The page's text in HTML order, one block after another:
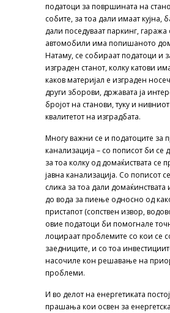
податоци за површината на
собите, за тоа дали имаат кујна,
дали поседуваат паркинг,
автомобили има попишаното
Натаму, се собираат податоци и
изграден станот, колку катови
каков материјал е изграден
други зборови, државата ја
бројот на станови, туку и
квалитетот на изградбата.
Многу важни се и податоците за
канализација – со пописот би се
за тоа колку од домаќиствата се
јавна канализација. Со пописот
слика за тоа дали домаќинствата
до вода за пиење односно од
пристапот (сопствен извор,
овие податоци би помогнале
лоцираат проблемите со кои се
заедниците, и со тоа
насочиле кон решавање на
проблеми.
И во делот на енергетиката
прашања кои освен за